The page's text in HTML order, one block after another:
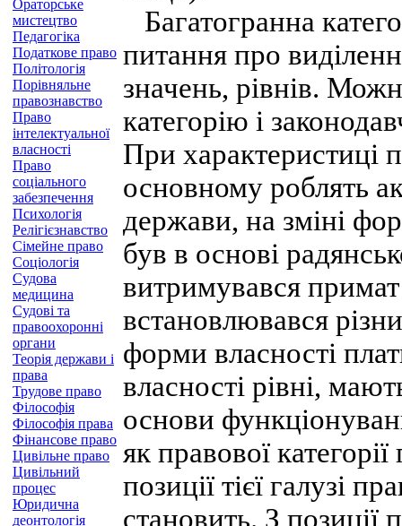
Ораторське
мистецтво
Педагогіка
Податкове право
Політологія
Порівняльне
правознавство
Право
інтелектуальної
власності
Право
соціального
забезпечення
Психологія
Релігієзнавство
Сімейне право
Соціологія
Судова
медицина
Судові та
правоохоронні
органи
Теорія держави і
права
Трудове право
Філософія
Філософія права
Фінансове право
Цивільне право
Цивільний
процес
Юридична
деонтологія
Багатогранна
питання про
значень, рівнів.
категорію і
При характеристиці
основному роблять
держави, на зміні
був в основі
витримувався примат
встановлювався
форми власності
власності рівні,
основи
як правової
позиції тієї галузі
становить. З позиції